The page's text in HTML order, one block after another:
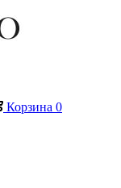
Корзина 0